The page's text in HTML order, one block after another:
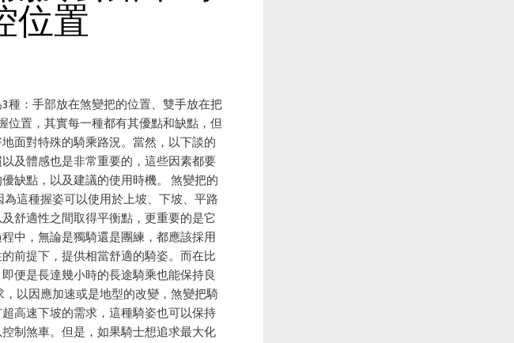
位置
種：手部放在煞變把的位置、雙手放在把
位置，其實每一種都有其優點和缺點，但
面對特殊的騎乘路況。當然，以下談的
及體感也是非常重要的，這些因素都要
缺點，以及建議的使用時機。 煞變把的
這種握姿可以使用於上坡、下坡、平路
舒適性之間取得平衡點，更重要的是它
中，無論是獨騎還是團練，都應該採用
前提下，提供相當舒適的騎姿。而在比
便是長達幾小時的長途騎乘也能保持良
以因應加速或是地型的改變，煞變把騎
高速下坡的需求，這種騎姿也可以保持
制煞車。但是，如果騎士想追求最大化